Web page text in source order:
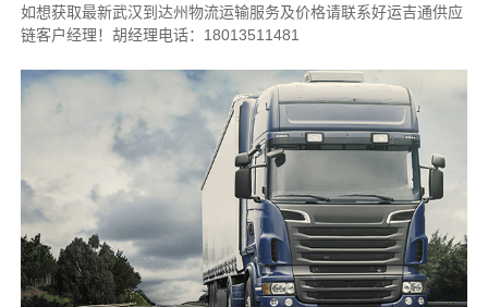
如想获取最新武汉到达州物流运输服务及价格请联系好运吉通供应
链客户经理！胡经理电话：18013511481